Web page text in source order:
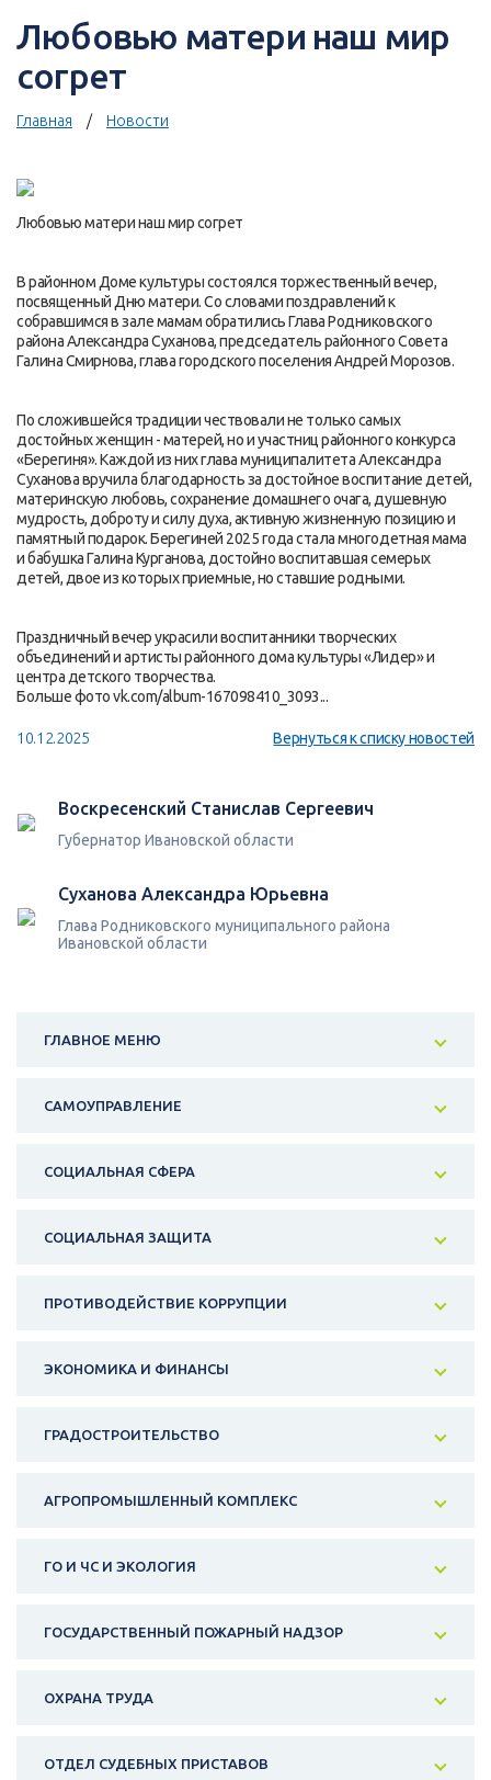
Любовью матери наш мир
согрет
Главная Новости
Любовью матери наш мир согрет
В районном Доме культуры состоялся торжественный вечер,
посвященный Дню матери. Со словами поздравлений к
собравшимся в зале мамам обратились Глава Родниковского
района Александра Суханова, председатель районного Совета
Галина Смирнова, глава городского поселения Андрей Морозов.
По сложившейся традиции чествовали не только самых
достойных женщин - матерей, но и участниц районного конкурса
«Берегиня». Каждой из них глава муниципалитета Александра
Суханова вручила благодарность за достойное воспитание детей,
материнскую любовь, сохранение домашнего очага, душевную
мудрость, доброту и силу духа, активную жизненную позицию и
памятный подарок. Берегиней 2025 года стала многодетная мама
и бабушка Галина Курганова, достойно воспитавшая семерых
детей, двое из которых приемные, но ставшие родными.
Праздничный вечер украсили воспитанники творческих
объединений и артисты районного дома культуры «Лидер» и
центра детского творчества.
Больше фото vk.com/album-167098410_3093...
10.12.2025 Вернуться к списку новостей
Воскресенский Станислав Сергеевич
Губернатор Ивановской области
Суханова Александра Юрьевна
Глава Родниковского муниципального района
Ивановской области
ГЛАВНОЕ МЕНЮ
САМОУПРАВЛЕНИЕ
СОЦИАЛЬНАЯ СФЕРА
СОЦИАЛЬНАЯ ЗАЩИТА
ПРОТИВОДЕЙСТВИЕ КОРРУПЦИИ
ЭКОНОМИКА И ФИНАНСЫ
ГРАДОСТРОИТЕЛЬСТВО
АГРОПРОМЫШЛЕННЫЙ КОМПЛЕКС
ГО И ЧС И ЭКОЛОГИЯ
ГОСУДАРСТВЕННЫЙ ПОЖАРНЫЙ НАДЗОР
ОХРАНА ТРУДА
ОТДЕЛ СУДЕБНЫХ ПРИСТАВОВ